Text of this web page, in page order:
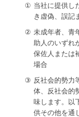
① 当社に提供し
き虚偽、誤記
② 未成年者、青
助人のいずれ
保佐人または
場合
③ 反社会的勢力
体、反社会的
味します。以
供その他を通